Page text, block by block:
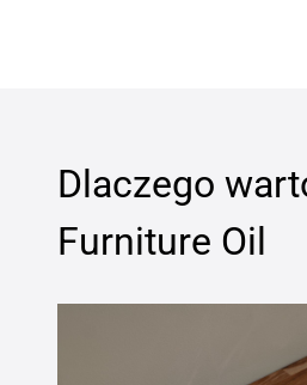
Dlaczego
Furniture Oil